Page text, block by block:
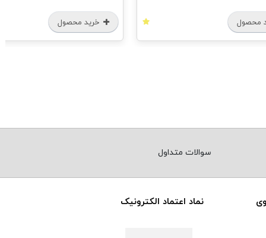
محصول خرید محصول
سوالات متداول
نماد اعتماد الکترونیک